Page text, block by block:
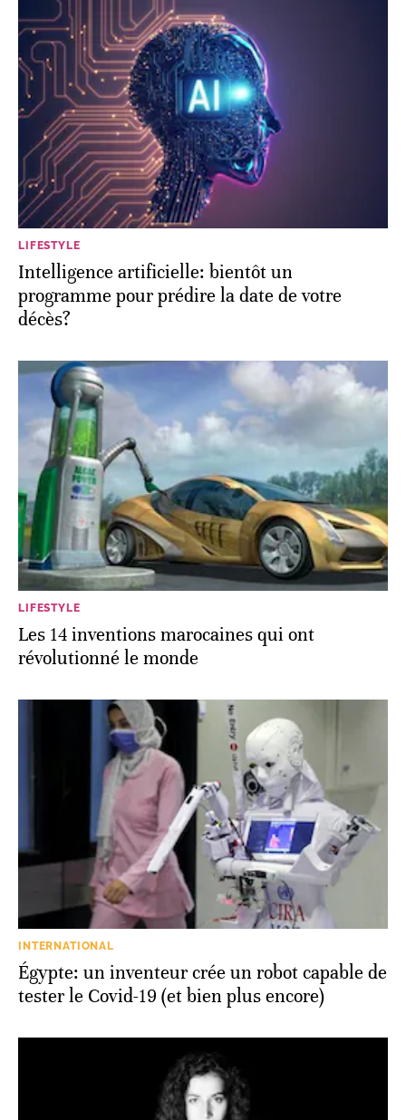
LIFESTYLE
Intelligence artificielle: bientôt un
programme pour prédire la date de votre
décès?
LIFESTYLE
Les 14 inventions marocaines qui ont
révolutionné le monde
INTERNATIONAL
Égypte: un inventeur crée un robot capable de
tester le Covid-19 (et bien plus encore)